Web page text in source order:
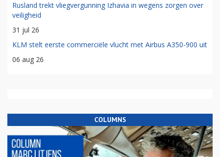
Rusland trekt vliegvergunning Izhavia in wegens zorgen over
veiligheid
31 jul 26
KLM stelt eerste commerciële vlucht met Airbus A350-900 uit
06 aug 26
COLUMNS